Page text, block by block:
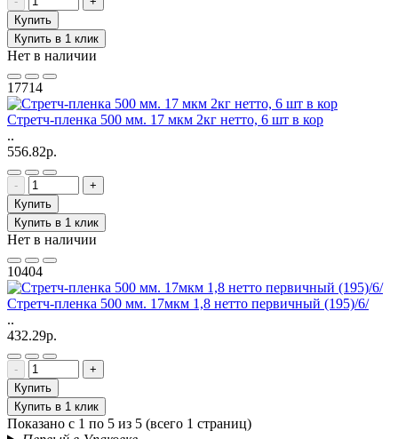
Купить
Купить в 1 клик
Нет в наличии
17714
Стретч-пленка 500 мм. 17 мкм 2кг нетто, 6 шт в кор
..
556.82р.
-
+
Купить
Купить в 1 клик
Нет в наличии
10404
Стретч-пленка 500 мм. 17мкм 1,8 нетто первичный (195)/6/
..
432.29р.
-
+
Купить
Купить в 1 клик
Показано с 1 по 5 из 5 (всего 1 страниц)